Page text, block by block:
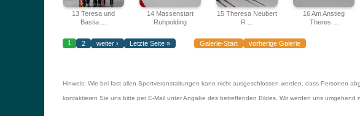
13 Teresa und
Bastia ...
14 Massenstart
Ruhpolding
15 Theresa Neubert
R ...
16 Am Anstieg
Theres ...
1 2 weiter › Letzte Seite » Galerie-Start vorherige Galerie
Hinweis: Wie bei fast allen Sportveranstaltungen kann nicht ausgeschlossen werden, dass Personen
kontaktieren Sie uns bitte per E-Mail unter Angabe des betreffenden Bildes. Wir werden uns umgehend